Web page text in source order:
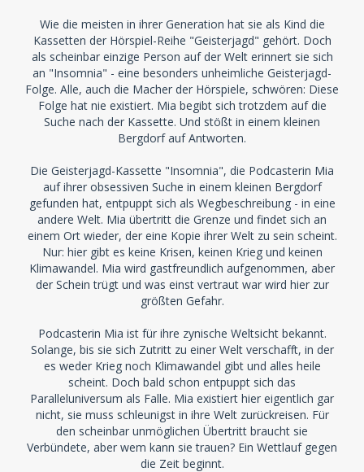
Wie die meisten in ihrer Generation hat sie als Kind die
Kassetten der Hörspiel-Reihe "Geisterjagd" gehört. Doch
als scheinbar einzige Person auf der Welt erinnert sie sich
an "Insomnia" - eine besonders unheimliche Geisterjagd-
Folge. Alle, auch die Macher der Hörspiele, schwören: Diese
Folge hat nie existiert. Mia begibt sich trotzdem auf die
Suche nach der Kassette. Und stößt in einem kleinen
Bergdorf auf Antworten.
Die Geisterjagd-Kassette "Insomnia", die Podcasterin Mia
auf ihrer obsessiven Suche in einem kleinen Bergdorf
gefunden hat, entpuppt sich als Wegbeschreibung - in eine
andere Welt. Mia übertritt die Grenze und findet sich an
einem Ort wieder, der eine Kopie ihrer Welt zu sein scheint.
Nur: hier gibt es keine Krisen, keinen Krieg und keinen
Klimawandel. Mia wird gastfreundlich aufgenommen, aber
der Schein trügt und was einst vertraut war wird hier zur
größten Gefahr.
Podcasterin Mia ist für ihre zynische Weltsicht bekannt.
Solange, bis sie sich Zutritt zu einer Welt verschafft, in der
es weder Krieg noch Klimawandel gibt und alles heile
scheint. Doch bald schon entpuppt sich das
Paralleluniversum als Falle. Mia existiert hier eigentlich gar
nicht, sie muss schleunigst in ihre Welt zurückreisen. Für
den scheinbar unmöglichen Übertritt braucht sie
Verbündete, aber wem kann sie trauen? Ein Wettlauf gegen
die Zeit beginnt.